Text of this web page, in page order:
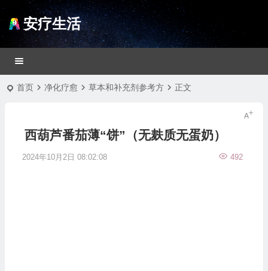
安疗生活
首页 净化疗愈 草本和补充剂参考方 正文
西葫芦番茄薄“饼”（无麸质无蛋奶）
2024年10月2日 08:02:08 492